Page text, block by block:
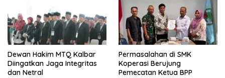
Dewan Hakim MTQ Kalbar
Diingatkan Jaga Integritas
dan Netral
Permasalahan di SMK
Koperasi Berujung
Pemecatan Ketua BPP